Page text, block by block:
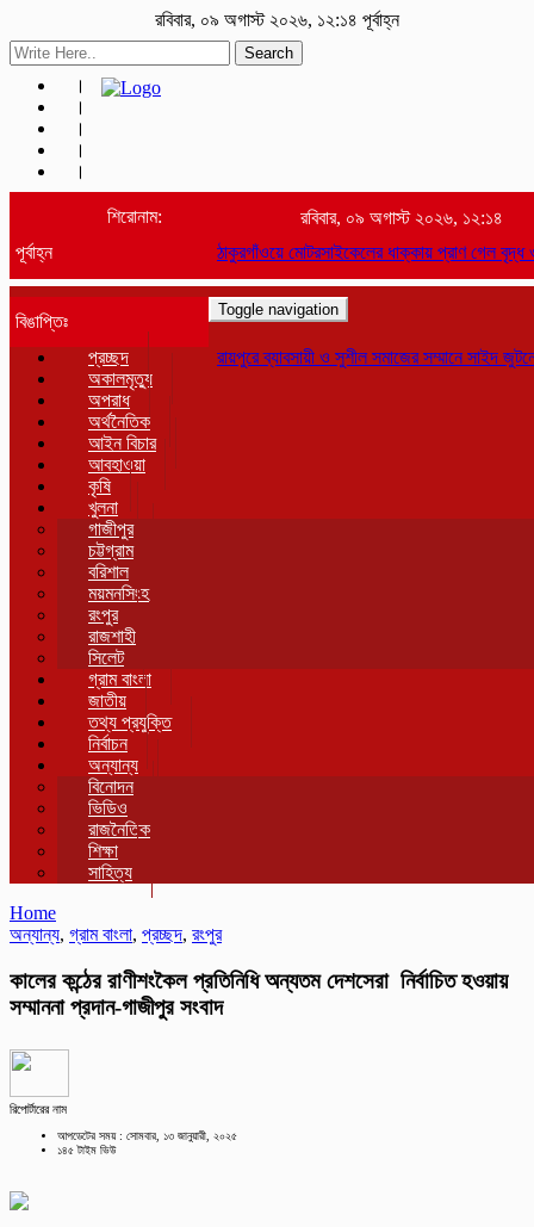
রবিবার, ০৯ অগাস্ট ২০২৬, ১২:১৪ পূর্বাহ্ন
Search
শিরোনাম:
ঠাকুরগাঁওয়ে মোটরসাইকেলের ধাক্কায় প্রাণ গেল
বিঙাপ্তিঃ
রায়পুরে ব্যাবসায়ী ও সুশীল সমাজের সম্মানে সাইদ
রবিবার, ০৯ অগাস্ট ২০২৬, ১২:১৪
পূর্বাহ্ন
Toggle navigation
প্রচ্ছদ
অকালমৃত্যু
অপরাধ
অর্থনৈতিক
আইন বিচার
আবহাওয়া
কৃষি
খুলনা
গাজীপুর
চট্টগ্রাম
বরিশাল
ময়মনসিংহ
রংপুর
রাজশাহী
সিলেট
গ্রাম বাংলা
জাতীয়
তথ্য প্রযুক্তি
নির্বাচন
অন্যান্য
বিনোদন
ভিডিও
রাজনৈতিক
শিক্ষা
সাহিত্য
Home
অন্যান্য, গ্রাম বাংলা, প্রচ্ছদ, রংপুর
কালের কন্ঠের রাণীশংকৈল প্রতিনিধি অন্যতম দেশসেরা নির্বাচিত হওয়ায়
সম্মাননা প্রদান-গাজীপুর সংবাদ
রিপোর্টারের নাম
আপডেটের সময় : সোমবার, ১৩ জানুয়ারী, ২০২৫
১৪৫ টাইম ভিউ